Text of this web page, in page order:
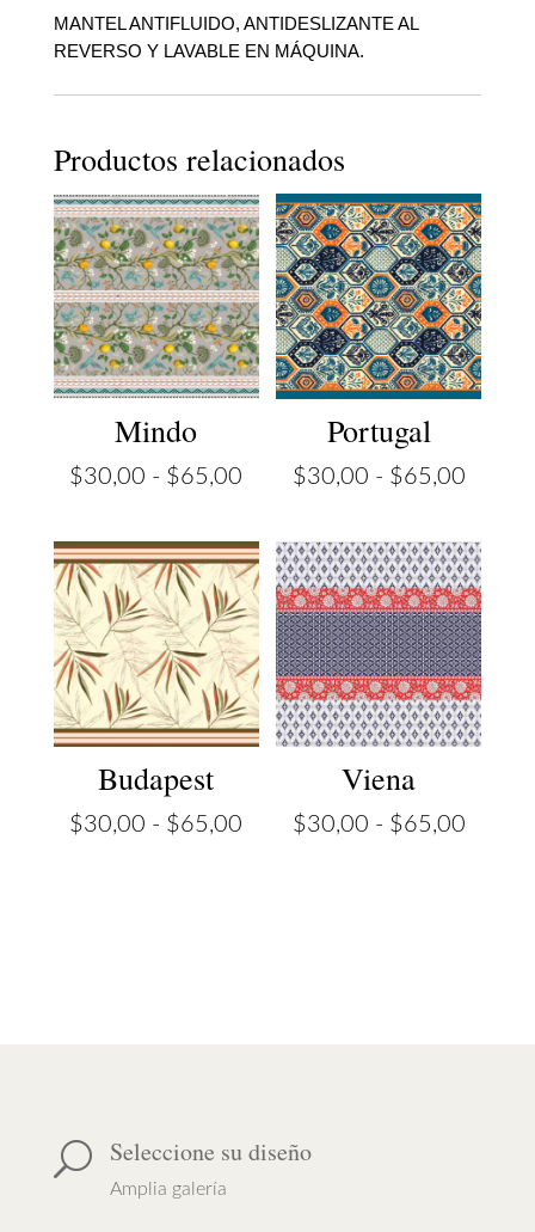
MANTEL ANTIFLUIDO, ANTIDESLIZANTE AL
REVERSO Y LAVABLE EN MÁQUINA.
Productos relacionados
Mindo
$30,00 - $65,00 Rango
precios:
desde
$30,00
hasta
$65,00
Portugal
$30,00 - $65,00Rango
desde
hasta
Budapest
$30,00 - $65,00 Rango
Viena
$30,00 - $65,00Rango
U Seleccione su diseño
Amplia galería